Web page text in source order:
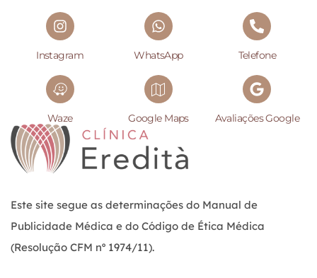
Instagram WhatsApp Telefone
Waze Google Maps Avaliações Google
Este site segue as determinações do Manual de
Publicidade Médica e do Código de Ética Médica
(Resolução CFM nº 1974/11).